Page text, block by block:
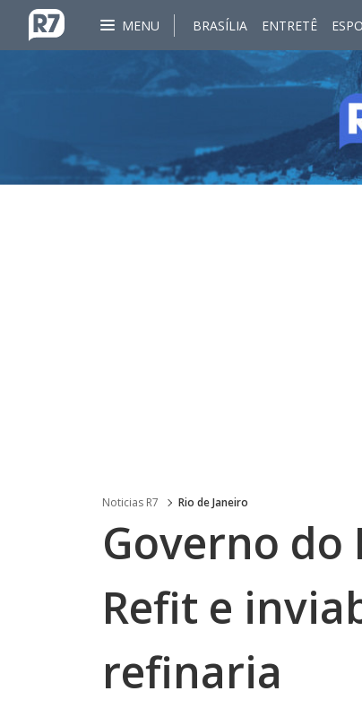
MENU BRASÍLIA ENTRETÊ
Noticias R7 Rio de Janeiro
Governo do
Refit e
refinaria